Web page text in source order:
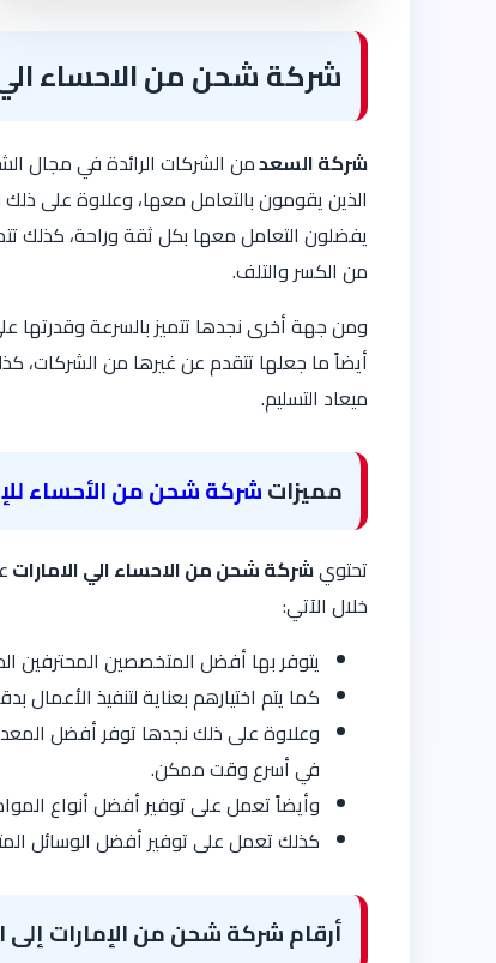
شركة شحن من الاحساء الي
شركة السعدمن الشركات الرائدة في مجال
الذين يقومون بالتعامل معها، وعلاوة على
يفضلون التعامل معها بكل ثقة وراحة، كذلك
من الكسر والتلف.
ومن جهة أخرى نجدها تتميز بالسرعة
أيضاً ما جعلها تتقدم عن غيرها من الشركات،
ميعاد التسليم.
مميزاتشركة شحن من الأحساء
تحتويشركة شحن من الاحساء الي الامارات
خلال الآتي:
يتوفر بها أفضل المتخصصين المحترفين
كما يتم اختيارهم بعناية لتنفيذ الأعمال
وعلاوة على ذلك نجدها توفر أفضل
في أسرع وقت ممكن.
وأيضاً تعمل على توفير أفضل أنواع
كذلك تعمل على توفير أفضل الوسائل
أرقام شركة شحن من الإمارات إلى